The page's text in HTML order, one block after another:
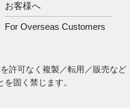
お客様へ
For Overseas Customers
許可なく複製／転用／販売など
固く禁じます。